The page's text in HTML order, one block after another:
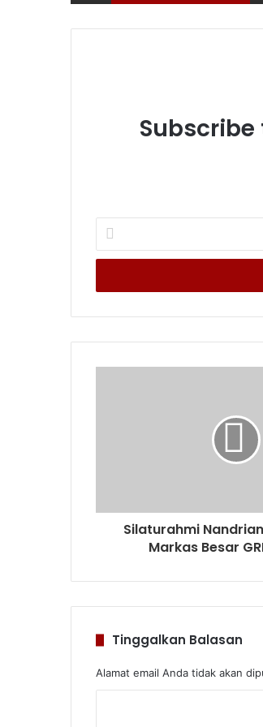
your
Email
Silaturahmi
Markas Besar
Tinggalkan Balasan
Alamat email Anda tidak akan